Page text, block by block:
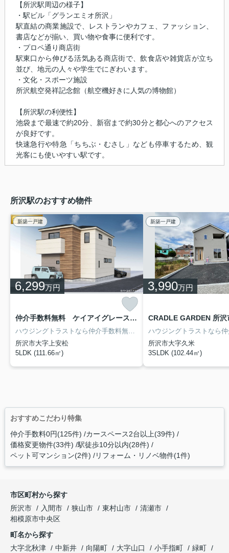
【所沢駅周辺の様子】
・駅ビル「グランエミオ所沢」
駅直結の商業施設で、レストランやカフェ、ファッション、
書店などが揃い、買い物や食事に便利です。
・プロペ通り商店街
駅東口から伸びる活気ある商店街で、飲食店や雑貨店が立ち
並び、地元の人々や学生でにぎわいます。
・文化・スポーツ施設
所沢航空発祥記念館（航空機好きに人気の博物館）
【所沢駅の利便性】
池袋まで最速で約20分、新宿まで約30分と都心へのアクセス
が良好です。
快速急行や特急「ちちぶ・むさし」なども停車するため、観
光客にも使いやすい駅です。
所沢駅のおすすめ物件
新築一戸建
6,299万円
仲介手数料無料 ケイアイグレース所沢市上安松13期・新築全1棟 松井小・東中学区
ハウジングトラストなら仲介手数料無料で約214万円諸費用を軽減できます！節約できたお金で大型テレビやドラム式洗濯機など最新家電やオシャレなテーブル、ソファーなど新品家具を揃えられます♪新居で快適な新生活をスタートしましょう！建築士・宅建士の資格を持つ専門スタッフが親切・丁寧にご対応致します。まずはお気軽にお電話かメールにてご相談ください。
所沢市大字上安松
5LDK (111.66㎡)
新築一戸建
3,990万円
所沢市大字久米
3SLDK (102.44㎡)
おすすめこだわり特集
仲介手数料0円(125件) カースペース2台以上(39件)
価格変更物件(33件) 駅徒歩10分以内(28件)
ペット可マンション(2件) リフォーム・リノベ物件(1件)
市区町村から探す
所沢市
入間市 狭山市 東村山市
清瀬市
相模原市中央区
町名から探す
大字北秋津
中新井 向陽町 大字山口 小手指町
緑町